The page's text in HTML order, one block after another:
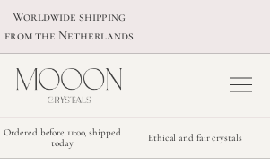
Worldwide shipping
from the Netherlands
Ordered before 11:00, shipped
today
Ethical and fair crystals